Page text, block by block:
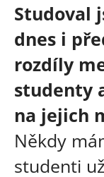
Studoval
dnes i
rozdíly
studenty
na jejich
Někdy
studenti